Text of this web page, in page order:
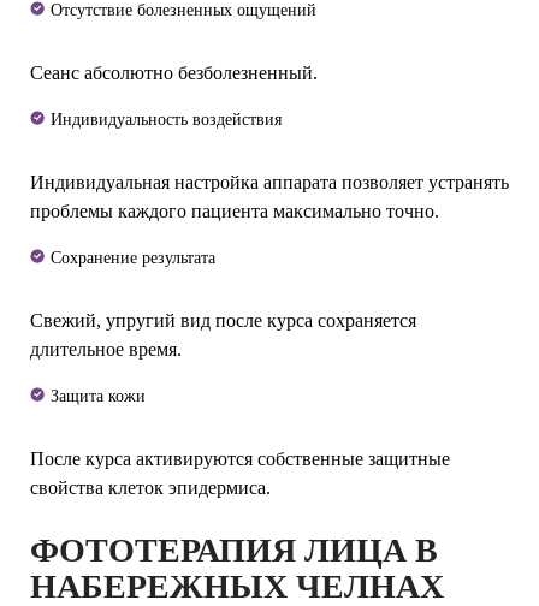
Отсутствие болезненных ощущений
Сеанс абсолютно безболезненный.
Индивидуальность воздействия
Индивидуальная настройка аппарата позволяет устранять
проблемы каждого пациента максимально точно.
Сохранение результата
Свежий, упругий вид после курса сохраняется
длительное время.
Защита кожи
После курса активируются собственные защитные
свойства клеток эпидермиса.
ФОТОТЕРАПИЯ ЛИЦА В
НАБЕРЕЖНЫХ ЧЕЛНАХ